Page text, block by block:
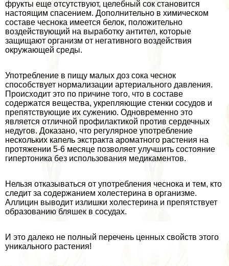
фрукты еще отсутствуют, целебный сок становится
настоящим спасением. Дополнительно в химическом
составе чеснока имеется белок, положительно
воздействующий на выработку антител, которые
защищают организм от негативного воздействия
окружающей среды.
Употрeбление в пищу малых доз сока чеснок
способствует нормализации артериального давления.
Происходит это по причине того, что в составе
содержатся вещества, укрепляющие стенки сосудов и
препятствующие их сужению. Одновременно это
является отличной профилактикой против сердечных
недугов. Доказано, что регулярное употрeбление
нескольких капель экстpaкта ароматного растения на
протяжении 5-6 месяце позволяет улучшить состояние
гипертоника без использования медикаментов.
Нельзя отказываться от употрeбления чеснока и тем, кто
следит за содержанием холестерина в организме.
Аллицин выводит излишки холестерина и препятствует
образованию бляшек в сосудах.
И это далеко не полный перечень ценных свойств этого
уникального растения!